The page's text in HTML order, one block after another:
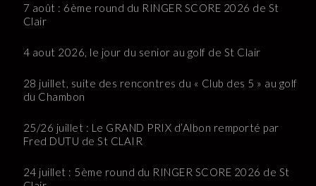
7 août : 6ème round du RINGER SCORE 2026 de St
Clair
4 aout 2026, le jour du senior au golf de St Clair
28 juillet, suite des rencontres du « Club des 5 » au golf
du Chambon
25/26 juillet : Le GRAND PRIX d’Albon remporté par
Fred DUTU de St CLAIR
24 juillet : 5ème round du RINGER SCORE 2026 de St